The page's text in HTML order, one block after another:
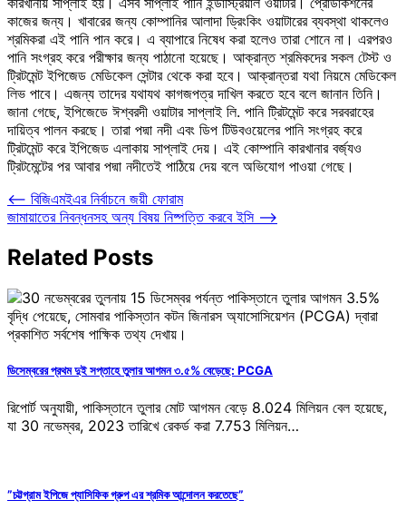
কাজের জন্য। খাবারের জন্য কোম্পানির আলাদা ড্রিংকিং ওয়াটারের ব্যবস্থা থাকলেও
শ্রমিকরা এই পানি পান করে। এ ব্যাপারে নিষেধ করা হলেও তারা শোনে না। এরপরও
পানি সংগ্রহ করে পরীক্ষার জন্য পাঠানো হয়েছে। আক্রান্ত শ্রমিকদের সকল টেস্ট ও
ট্রিটমেন্ট ইপিজেড মেডিকেল সেন্টার থেকে করা হবে। আক্রান্তরা যথা নিয়মে মেডিকেল
লিভ পাবে। এজন্য তাদের যথাযথ কাগজপত্র দাখিল করতে হবে বলে জানান তিনি।
জানা গেছে, ইপিজেডে ঈশ্বরদী ওয়াটার সাপ্লাই লি. পানি ট্রিটমেন্ট করে সরবরাহের
দায়িত্ব পালন করছে। তারা পদ্মা নদী এবং ডিপ টিউবওয়েলের পানি সংগ্রহ করে
ট্রিটমেন্ট করে ইপিজেড এলাকায় সাপ্লাই দেয়। এই কোম্পানি কারখানার বর্জ্যও
ট্রিটমেন্টের পর আবার পদ্মা নদীতেই পাঠিয়ে দেয় বলে অভিযোগ পাওয়া গেছে।
Post
navigation
⟵ বিজিএমইএর নির্বাচনে জয়ী ফোরাম
জামায়াতের নিবন্ধনসহ অন্য বিষয় নিষ্পত্তি করবে ইসি ⟶
Related Posts
ডিসেম্বরের প্রথম দুই সপ্তাহে তুলার আগমন ৩.৫% বেড়েছে: PCGA
রিপোর্ট অনুযায়ী, পাকিস্তানে তুলার মোট আগমন বেড়ে 8.024 মিলিয়ন বেল হয়েছে,
যা 30 নভেম্বর, 2023 তারিখে রেকর্ড করা 7.753 মিলিয়ন…
”চট্টগ্রাম ইপিজে প্যাসিফিক গ্রুপ এর শ্রমিক আন্দোলন করতেছে”